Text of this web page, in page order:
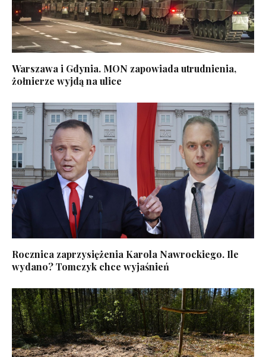
Warszawa i Gdynia. MON zapowiada utrudnienia,
żołnierze wyjdą na ulice
Rocznica zaprzysiężenia Karola Nawrockiego. Ile
wydano? Tomczyk chce wyjaśnień